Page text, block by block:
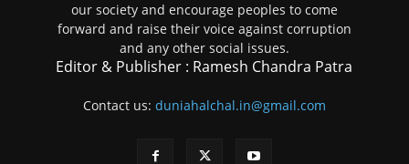
our society and encourage peoples to come
forward and raise their voice against corruption
and any other social issues.
Editor & Publisher : Ramesh Chandra Patra
Contact us: duniahalchal.in@gmail.com